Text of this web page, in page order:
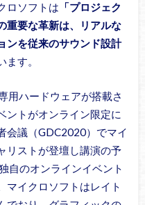
ロソフトは 「プロジェク
重要な革新は、リアルな
ンを従来のサウンド設計
ます。
用ハードウェアが搭載さ
ントがオンライン限定に
会議（GDC2020）でマイ
リストが登壇し講演の予
自のオンラインイベント
マイクロソフトはレイト